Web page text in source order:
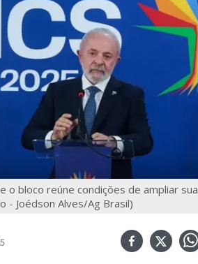
o bloco reúne condições de ampliar sua
- Joédson Alves/Ag Brasil)